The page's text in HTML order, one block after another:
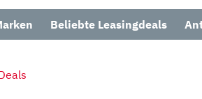
Beliebte Leasingdeals